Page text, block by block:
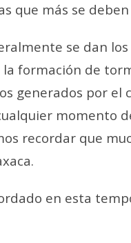
que más se
se dan
formación de
generados por el
momento
recordar que
en esta